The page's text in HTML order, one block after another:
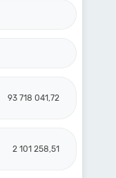
93 718 041,72
2 101 258,51